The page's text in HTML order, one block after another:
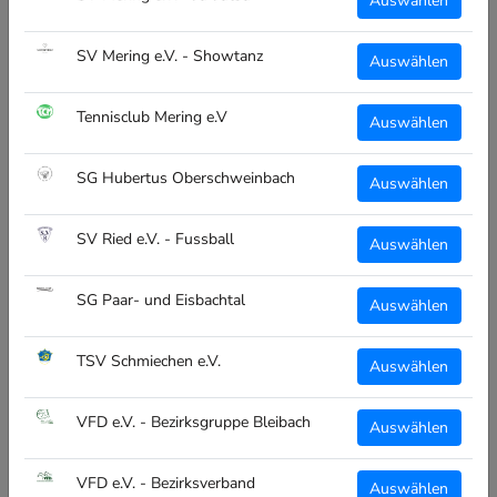
SV Mering e.V. - Showtanz Auswählen
Tennisclub Mering e.V Auswählen
SG Hubertus Oberschweinbach Auswählen
SV Ried e.V. - Fussball Auswählen
SG Paar- und Eisbachtal Auswählen
TSV Schmiechen e.V. Auswählen
VFD e.V. - Bezirksgruppe Bleibach Auswählen
VFD e.V. - Bezirksverband
Auswählen
Über Uns
Vereinsübersicht
Kontakt
Impressum
Datenschutz
Widerruf
Versand